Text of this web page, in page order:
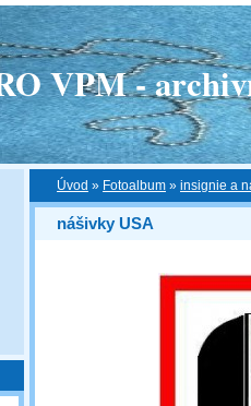
VPM -
Úvod » Fotoalbum » insignie a
nášivky USA